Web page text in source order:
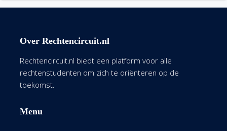
Over Rechtencircuit.nl
Rechtencircuit.nl biedt een platform voor alle
rechtenstudenten om zich te oriënteren op de
toekomst.
Menu